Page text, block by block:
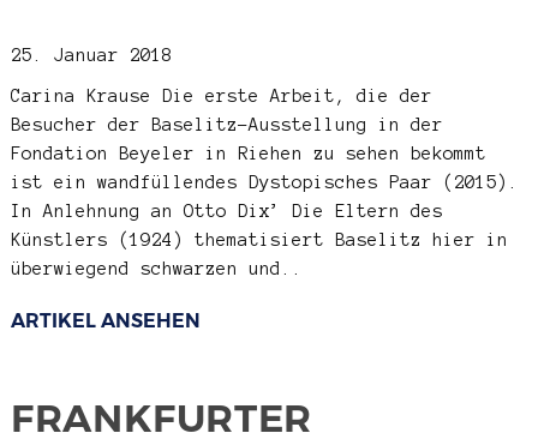
25. Januar 2018
Carina Krause
Die erste Arbeit, die der
Besucher der Baselitz-Ausstellung in der
Fondation Beyeler in Riehen zu sehen bekommt
ist ein wandfüllendes Dystopisches Paar (2015).
In Anlehnung an Otto Dix’ Die Eltern des
Künstlers (1924) thematisiert Baselitz hier in
überwiegend schwarzen und..
ARTIKEL ANSEHEN
FRANKFURTER